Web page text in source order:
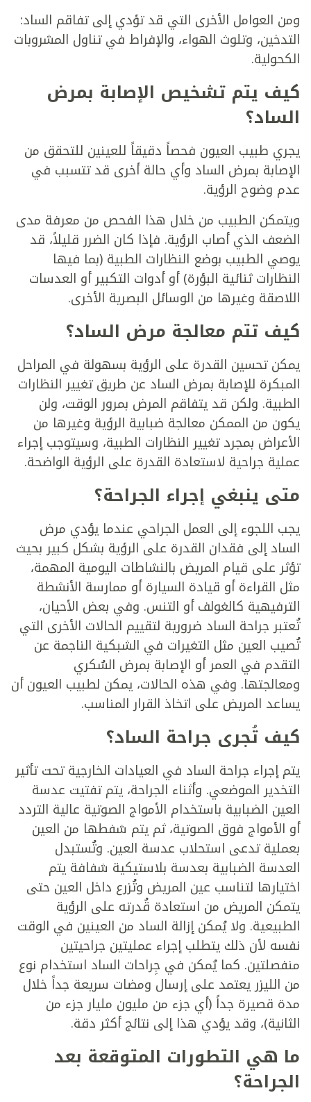
ومن العوامل الأخرى التي قد تؤدي إلى تفاقم الساد:
التدخين، وتلوث الهواء، والإفراط في تناول المشروبات
الكحولية.
كيف يتم تشخيص الإصابة بمرض
الساد؟
يجري طبيب العيون فحصاً دقيقاً للعينين للتحقق من
الإصابة بمرض الساد وأي حالة أخرى قد تتسبب في
عدم وضوح الرؤية.
ويتمكن الطبيب من خلال هذا الفحص من معرفة مدى
الضعف الذي أصاب الرؤية. فإذا كان الضرر قليلاً، قد
يوصي الطبيب بوضع النظارات الطبية (بما فيها
النظارات ثنائية البؤرة) أو أدوات التكبير أو العدسات
اللاصقة وغيرها من الوسائل البصرية الأخرى.
كيف تتم معالجة مرض الساد؟
يمكن تحسين القدرة على الرؤية بسهولة في المراحل
المبكرة للإصابة بمرض الساد عن طريق تغيير النظارات
الطبية. ولكن قد يتفاقم المرض بمرور الوقت، ولن
يكون من الممكن معالجة ضبابية الرؤية وغيرها من
الأعراض بمجرد تغيير النظارات الطبية، وسيتوجب إجراء
عملية جراحية لاستعادة القدرة على الرؤية الواضحة.
متى ينبغي إجراء الجراحة؟
يجب اللجوء إلى العمل الجراحي عندما يؤدي مرض
الساد إلى فقدان القدرة على الرؤية بشكل كبير بحيث
تؤثر على قيام المريض بالنشاطات اليومية المهمة،
مثل القراءة أو قيادة السيارة أو ممارسة الأنشطة
الترفيهية كالغولف أو التنس. وفي بعض الأحيان،
تُعتبر جراحة الساد ضرورية لتقييم الحالات الأخرى التي
تُصيب العين مثل التغيرات في الشبكية الناجمة عن
التقدم في العمر أو الإصابة بمرض السُكري
ومعالجتها. وفي هذه الحالات، يمكن لطبيب العيون أن
يساعد المريض على اتخاذ القرار المناسب.
كيف تُجرى جراحة الساد؟
يتم إجراء جراحة الساد في العيادات الخارجية تحت تأثير
التخدير الموضعي. وأثناء الجراحة، يتم تفتيت عدسة
العين الضبابية باستخدام الأمواج الصوتية عالية التردد
أو الأمواج فوق الصوتية، ثم يتم شفطها من العين
بعملية تدعى استحلاب عدسة العين. وتُستبدل
العدسة الضبابية بعدسة بلاستيكية شفافة يتم
اختيارها لتناسب عين المريض وتُزرع داخل العين حتى
يتمكن المريض من استعادة قُدرته على الرؤية
الطبيعية. ولا يُمكن إزالة الساد من العينين في الوقت
نفسه لأن ذلك يتطلب إجراء عمليتين جراحيتين
منفصلتين. كما يُمكن في جِراحات الساد استخدام نوع
من الليزر يعتمد على إرسال ومضات سريعة جداً خلال
مدة قصيرة جداً (أي جزء من مليون مليار جزء من
الثانية)، وقد يؤدي هذا إلى نتائج أكثر دقة.
ما هي التطورات المتوقعة بعد
الجراحة؟